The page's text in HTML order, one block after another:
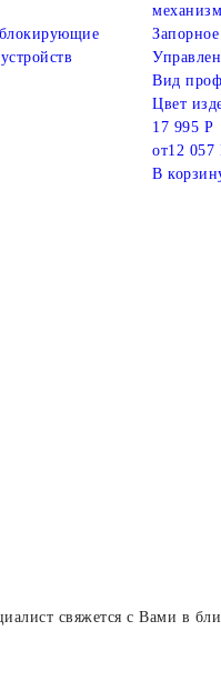
Вид
Цвет
17 995 Р
от12 057
В
свяжется с Вами в